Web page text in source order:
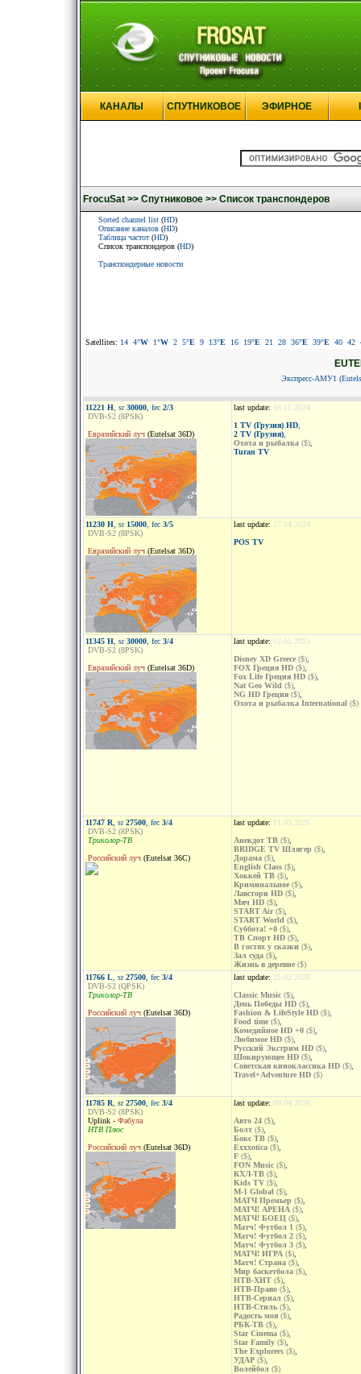
КАНАЛЫ СПУТНИКОВОЕ ЭФИРНОЕ
FrocuSat >> Спутниковое >> Список транспондеров
Sorted channel list (HD)
Описание каналов (HD)
Таблица частот(HD)
Список транспондеров (HD)
Транспондерные новости
Satellites: 14 4°W 1°W 2 5°E 9 13°E 16 19°E 21 28 36°E 39°E 40 42
Экспресс-АМУ1
11221 H , sr30000 , fec 2/3
DVB-S2 (8PSK)
Евразийский луч (Eutelsat 36D)
last update: 16.11.2024
1 TV (Грузия) HD
2 TV (Грузия)
Охота и рыбалка ($)
Turan TV
11230 H , sr 15000 , fec 3/5
DVB-S2 (8PSK)
Евразийский луч (Eutelsat 36D)
last update: 27.04.2024
POS TV
11345 H , sr30000 , fec 3/4
DVB-S2 (8PSK)
Евразийский луч (Eutelsat 36D)
last update: 02.01.2023
Disney XD Greece ($)
FOX Греция HD ($)
Fox Life Греция HD ($)
Nat Geo Wild ($)
NG HD Греция ($)
Охота и рыбалка International ($)
11747 R , sr27500 , fec 3/4
DVB-S2 (8PSK)
Триколор-ТВ
Российский луч (Eutelsat 36C)
last update: 11.03.2026
Анекдот ТВ ($)
BRIDGE TV Шлягер ($)
Дорама ($)
English Class ($)
Хоккей ТВ ($)
Криминальное ($)
Лавстори HD ($)
Мяч HD ($)
START Air($)
START World ($)
Суббота! +0 ($)
ТВ Спорт HD ($)
В гостях у сказки ($)
Зал суда ($)
Жизнь в деревне ($)
11766 L , sr27500 , fec 3/4
DVB-S2 (QPSK)
Триколор-ТВ
Российский луч (Eutelsat 36D)
last update: 25.02.2026
Classic Music ($)
День Победы HD ($)
Fashion & LifeStyle HD ($)
Food time ($)
Комедийное HD +0 ($)
Любимое HD ($)
Русский Экстрим HD ($)
Шокирующее HD ($)
Советская киноклассика HD ($)
Travel+Adventure HD ($)
11785 R , sr27500 , fec 3/4
DVB-S2 (8PSK)
Uplink - Фабула
НТВ Плюс
Российский луч (Eutelsat 36D)
last update: 09.04.2026
Авто 24 ($)
Болт ($)
Бокс ТВ ($)
Exxxotica ($)
F ($)
FON Music ($)
КХЛ-ТВ ($)
Kids TV ($)
M-1 Global ($)
МАТЧ Премьер ($)
МАТЧ! АРЕНА ($)
МАТЧ! БОЕЦ ($)
Матч! Футбол 1 ($)
Матч! Футбол 2 ($)
Матч! Футбол 3 ($)
МАТЧ! ИГРА ($)
Матч! Страна ($)
Мир баскетбола ($)
НТВ-ХИТ ($)
НТВ-Право ($)
НТВ-Сериал ($)
НТВ-Стиль ($)
Радость моя ($)
РБК-ТВ ($)
Star Cinema ($)
Star Family ($)
The Explorers ($)
УДАР ($)
Волейбол ($)